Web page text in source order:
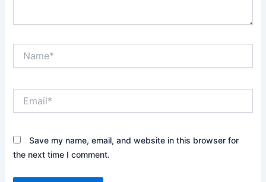
Save my name, email, and website in this browser for
the next time I comment.